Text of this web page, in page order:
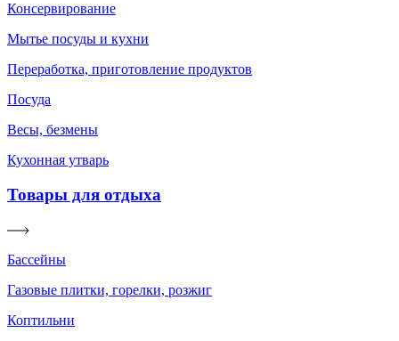
Консервирование
Мытье посуды и кухни
Переработка, приготовление продуктов
Посуда
Весы, безмены
Кухонная утварь
Товары для отдыха
Бассейны
Газовые плитки, горелки, розжиг
Коптильни